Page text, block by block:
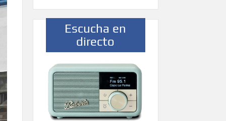
Escucha en
directo